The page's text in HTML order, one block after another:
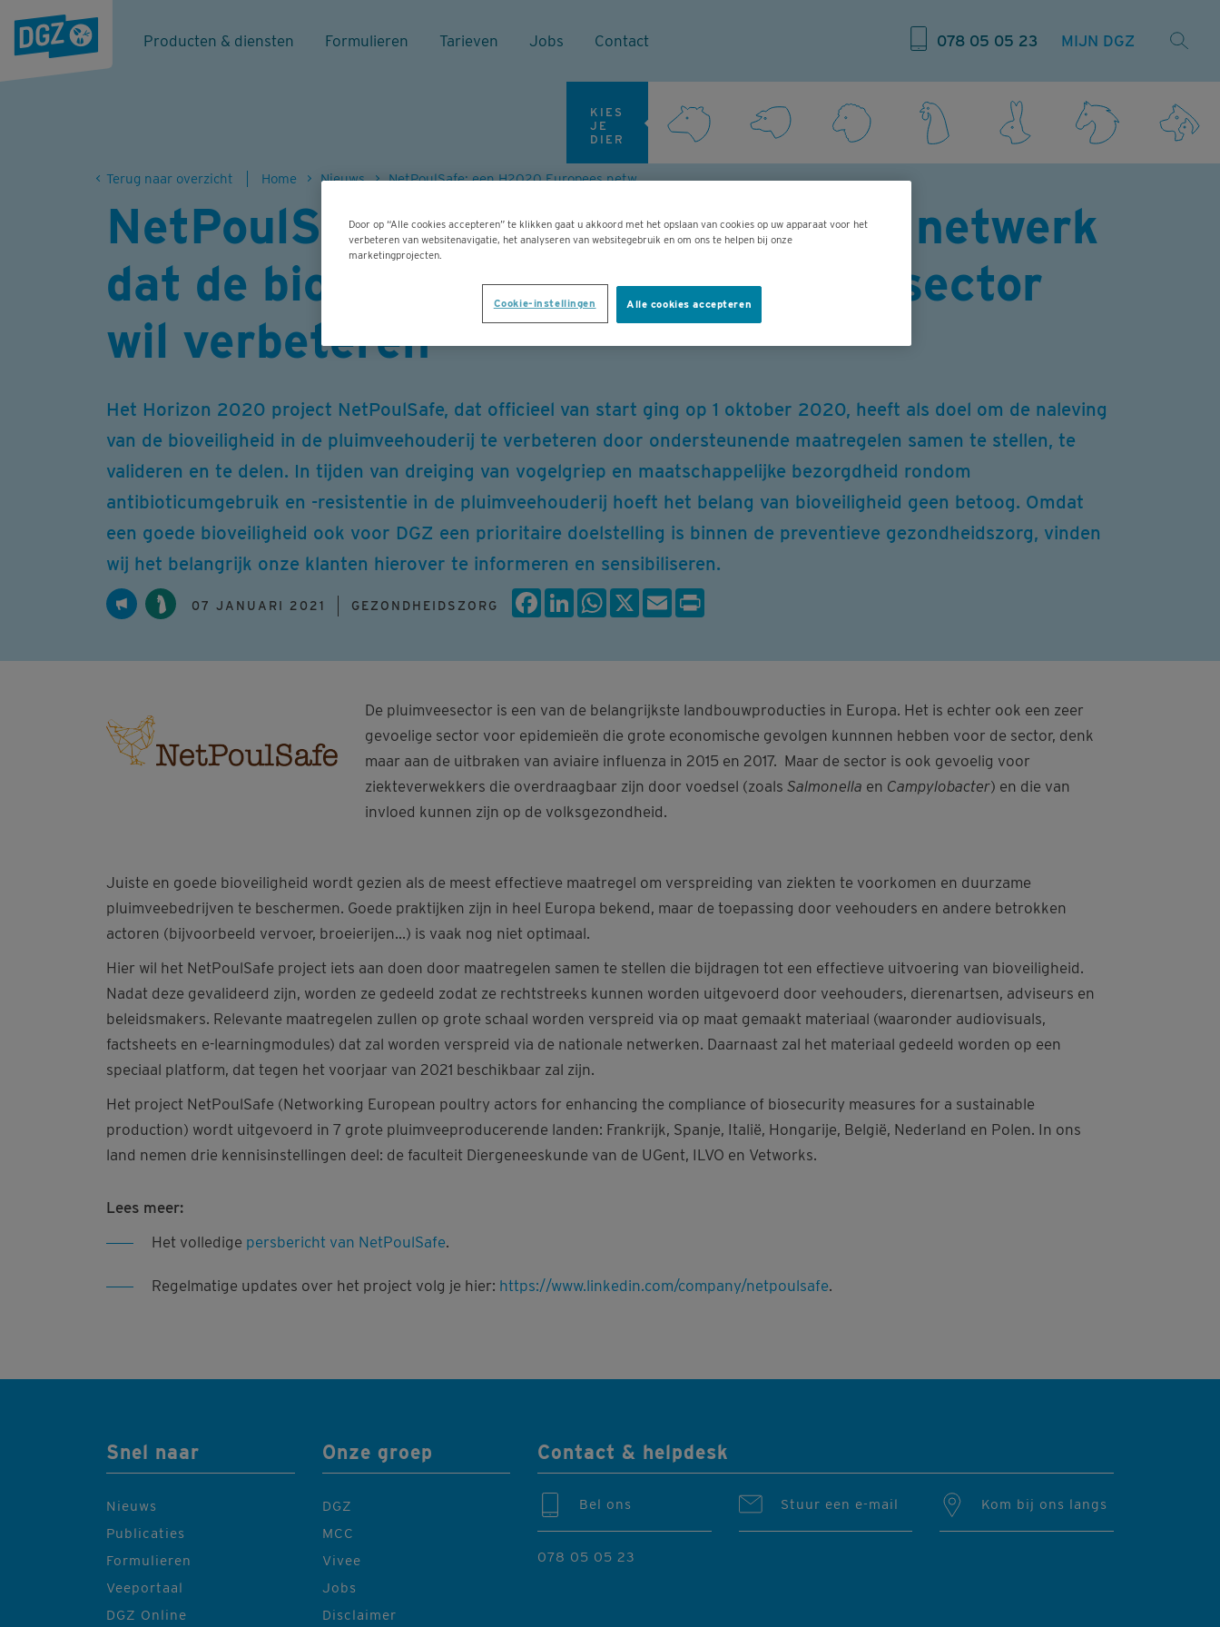
Producten & diensten Formulieren Tarieven Jobs Contact 078 05 05 23 MIJN DGZ
KIES
JE
DIER
Terug naar overzicht Home Nieuws NetPoulSafe: een H2020 Europees netwerk dat de bioveiligheid in de pluimvee sector wil verbeteren
NetPoulSafe: een H2020 Europees netwerk
dat de bioveiligheid in de pluimvee sector
wil verbeteren
Het Horizon 2020 project NetPoulSafe, dat officieel van start ging op 1 oktober 2020, heeft als doel om de naleving
van de bioveiligheid in de pluimveehouderij te verbeteren door ondersteunende maatregelen samen te stellen, te
valideren en te delen. In tijden van dreiging van vogelgriep en maatschappelijke bezorgdheid rondom
antibioticumgebruik en -resistentie in de pluimveehouderij hoeft het belang van bioveiligheid geen betoog. Omdat
een goede bioveiligheid ook voor DGZ een prioritaire doelstelling is binnen de preventieve gezondheidszorg, vinden
wij het belangrijk onze klanten hierover te informeren en sensibiliseren.
07 JANUARI 2021 GEZONDHEIDSZORG
FacebookLinkedInWhatsApp
X Email
De pluimveesector is een van de belangrijkste landbouwproducties in Europa. Het is echter ook een zeer
gevoelige sector voor epidemieën die grote economische gevolgen kunnnen hebben voor de sector, denk
maar aan de uitbraken van aviaire influenza in 2015 en 2017. Maar de sector is ook gevoelig voor
ziekteverwekkers die overdraagbaar zijn door voedsel (zoals Salmonella en Campylobacter) en die van
invloed kunnen zijn op de volksgezondheid.
Juiste en goede bioveiligheid wordt gezien als de meest effectieve maatregel om verspreiding van ziekten te voorkomen en duurzame
pluimveebedrijven te beschermen. Goede praktijken zijn in heel Europa bekend, maar de toepassing door veehouders en andere betrokken
actoren (bijvoorbeeld vervoer, broeierijen...) is vaak nog niet optimaal.
Hier wil het NetPoulSafe project iets aan doen door maatregelen samen te stellen die bijdragen tot een effectieve uitvoering van bioveiligheid.
Nadat deze gevalideerd zijn, worden ze gedeeld zodat ze rechtstreeks kunnen worden uitgevoerd door veehouders, dierenartsen, adviseurs en
beleidsmakers. Relevante maatregelen zullen op grote schaal worden verspreid via op maat gemaakt materiaal (waaronder audiovisuals,
factsheets en e-learningmodules) dat zal worden verspreid via de nationale netwerken. Daarnaast zal het materiaal gedeeld worden op een
speciaal platform, dat tegen het voorjaar van 2021 beschikbaar zal zijn.
Het project NetPoulSafe (Networking European poultry actors for enhancing the compliance of biosecurity measures for a sustainable
production) wordt uitgevoerd in 7 grote pluimveeproducerende landen: Frankrijk, Spanje, Italië, Hongarije, België, Nederland en Polen. In ons
land nemen drie kennisinstellingen deel: de faculteit Diergeneeskunde van de UGent, ILVO en Vetworks.
Lees meer:
Het volledige persbericht van NetPoulSafe.
Regelmatige updates over het project volg je hier: https://www.linkedin.com/company/netpoulsafe.
Snel naar
Nieuws
Publicaties
Formulieren
Veeportaal
DGZ Online
Onze groep
DGZ
MCC
Vivee
Jobs
Disclaimer
Contact & helpdesk
Bel ons
078 05 05 23
Stuur een e-mail Kom bij ons langs
Door op “Alle cookies accepteren” te klikken gaat u akkoord met het opslaan van cookies op uw apparaat voor het
verbeteren van websitenavigatie, het analyseren van websitegebruik en om ons te helpen bij onze
marketingprojecten.
Alle cookies accepteren
Cookie-instellingen